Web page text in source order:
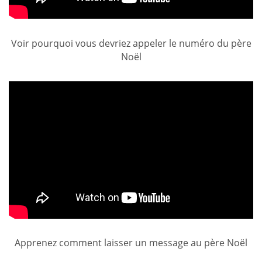
Voir pourquoi vous devriez appeler le numéro du père
Noël
Apprenez comment laisser un message au père Noël